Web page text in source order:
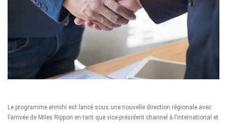
Le programme enrichi est lancé sous une nouvelle direction régionale avec
l’arrivée de Miles Rippon en tant que vice-président channel à l’international et